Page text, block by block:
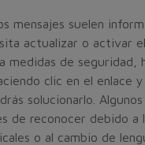
mensajes suelen
actualizar o activar
medidas de seguridad,
clic en el enlace
solucionarlo.
de reconocer debido a
o al cambio de